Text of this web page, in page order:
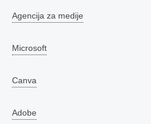
Agencija za medije
Microsoft
Canva
Adobe